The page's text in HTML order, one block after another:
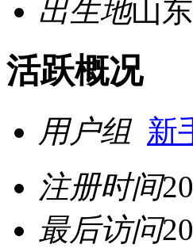
出生地山
活跃概况
用户组 新
注册时间
最后访问